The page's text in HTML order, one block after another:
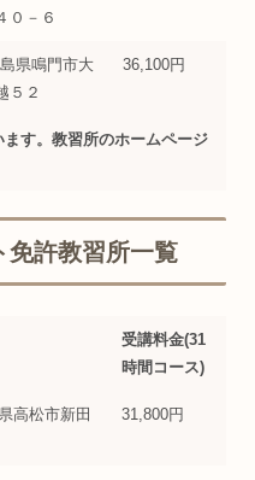
０－６
県鳴門市大
５２
36,100円
す。教習所のホームページ
免許教習所一覧
受講料金(31
時間コース)
高松市新田
31,800円